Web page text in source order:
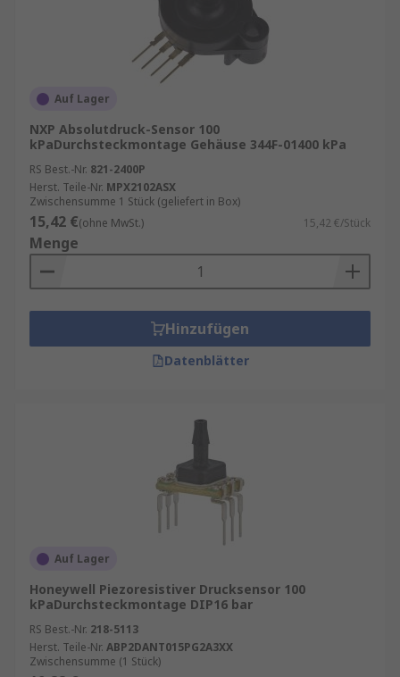
Auf Lager
NXP Absolutdruck-Sensor 100
kPaDurchsteckmontage Gehäuse 344F-01400 kPa
RS Best.-Nr. 821-2400P
Herst. Teile-Nr. MPX2102ASX
Zwischensumme 1 Stück (geliefert in Box)
15,42 €(ohne MwSt.) 15,42 €/Stück
Menge
Hinzufügen
Datenblätter
Auf Lager
Honeywell Piezoresistiver Drucksensor 100
kPaDurchsteckmontage DIP16 bar
RS Best.-Nr. 218-5113
Herst. Teile-Nr. ABP2DANT015PG2A3XX
Zwischensumme (1 Stück)